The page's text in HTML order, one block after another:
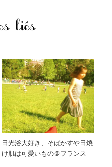
liés
日光浴大好き、そばかすや日焼
け肌は可愛いもの＠フランス